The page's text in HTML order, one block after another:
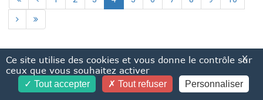
ADIS
X
Ce site utilise des cookies et vous donne le contrôle sur
ceux que vous souhaitez activer
Tout accepter Tout refuser Personnaliser